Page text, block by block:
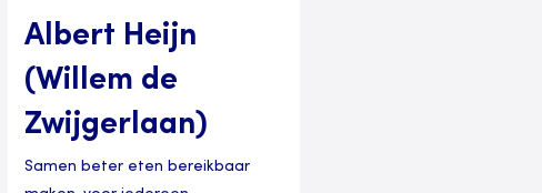
Albert Heijn
(Willem de
Zwijgerlaan)
Samen beter eten bereikbaar